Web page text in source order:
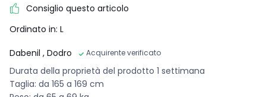
Consiglio questo articolo
Ordinato in: L
Dabenil , Dodro Acquirente verificato
Durata della proprietà del prodotto 1 settimana
Taglia: da 165 a 169 cm